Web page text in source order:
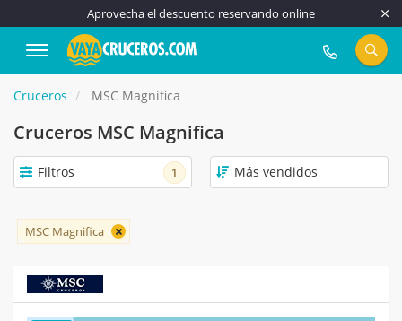
Aprovecha el descuento reservando online
917 815 555
Cruceros MSC Magnifica
Cruceros MSC Magnifica
Filtros 1
MSC Magnifica